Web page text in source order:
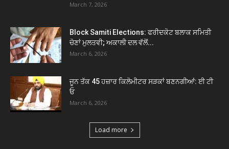
March 7, 2026
Block Samiti Elections: ਫਰੀਦਕੋਟ ਬਲਾਕ ਸਮਿਤੀ
ਚੋਣਾਂ ਮੁਲਤਵੀ; ਅਕਾਲੀ ਦਲ ਵੱਲੋਂ...
March 6, 2026
ਜੂਨ ਤੱਕ 45 ਹਜ਼ਾਰ ਕਿਲੋਮੀਟਰ ਸੜਕਾਂ ਬਣਨਗੀਆਂ: ਈ ਟੀ
ਓ
March 6, 2026
Load more